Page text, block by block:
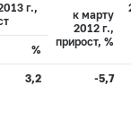
г.,
к марту
2012 г.,
прирост, %
%
3,2 -5,7